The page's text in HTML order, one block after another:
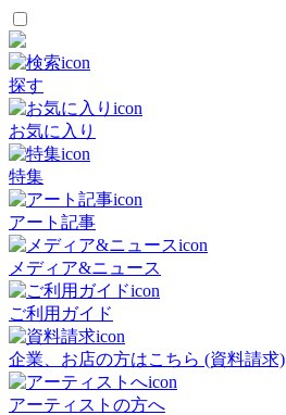
探す
お気に入り
特集
アート記事
メディア&ニュース
ご利用ガイド
企業、お店の方はこちら (資料請求)
アーティストの方へ